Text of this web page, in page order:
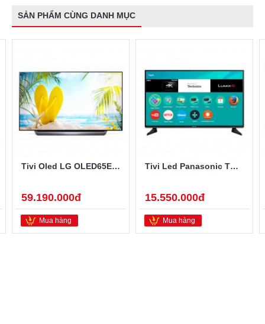
SẢN PHẨM CÙNG DANH MỤC
Tivi Oled LG OLED65E8PTA 65 Inch
59.190.000đ
Mua hàng
Tivi Led Panasonic TH-49EX600V 49 Inch 4K Ultra HD
15.550.000đ
Mua hàng